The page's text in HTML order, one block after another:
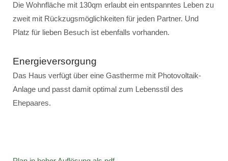
Die Wohnfläche mit 130qm erlaubt ein entspanntes Leben zu
zweit mit Rückzugsmöglichkeiten für jeden Partner. Und
Platz für lieben Besuch ist ebenfalls vorhanden.
Energieversorgung
Das Haus verfügt über eine Gastherme mit Photovoltaik-
Anlage und passt damit optimal zum Lebensstil des
Ehepaares.